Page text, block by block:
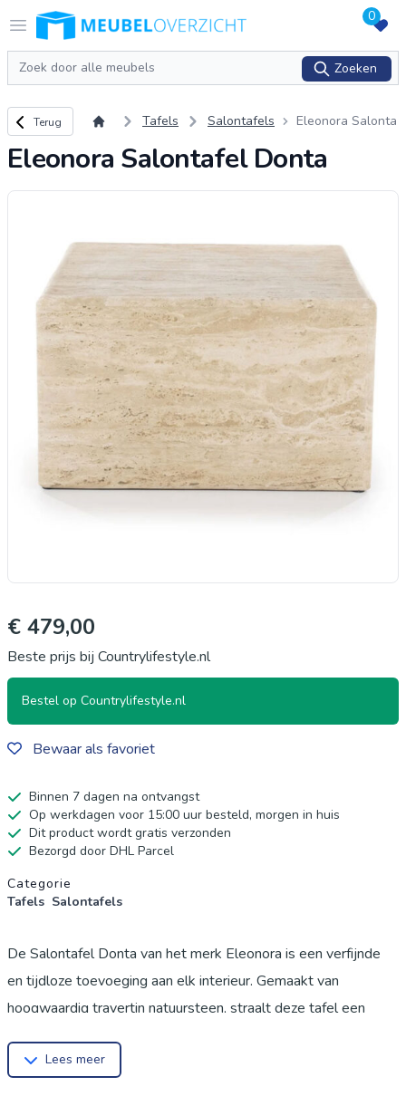
Open menu
Logo Meubeloverzicht.nl 0
Zoeken
Zoeken
Terug naar overzicht
Terug Tafels Salontafels
Eleonora Salonta
Eleonora Salontafel Donta
€ 479,00
Beste prijs bij Countrylifestyle.nl
Bestel op Countrylifestyle.nl
Bewaar als favoriet
Binnen 7 dagen na ontvangst
Op werkdagen voor 15:00 uur besteld, morgen in huis
Dit product wordt gratis verzonden
Bezorgd door DHL Parcel
Productgegevens
Categorie
Tafels Salontafels
De Salontafel Donta van het merk Eleonora is een verfijnde
en tijdloze toevoeging aan elk interieur. Gemaakt van
hoogwaardig travertin natuursteen, straalt deze tafel een
woonstijlen.
Lees meer